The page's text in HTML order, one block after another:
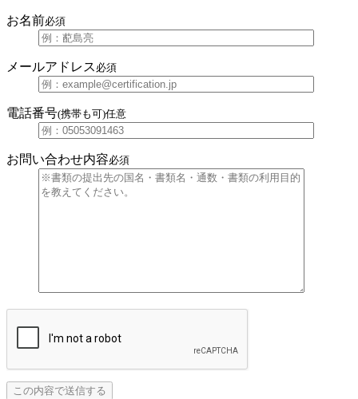
お名前必須
メールアドレス 必須
電話番号(携帯も可)任意
お問い合わせ内容必須